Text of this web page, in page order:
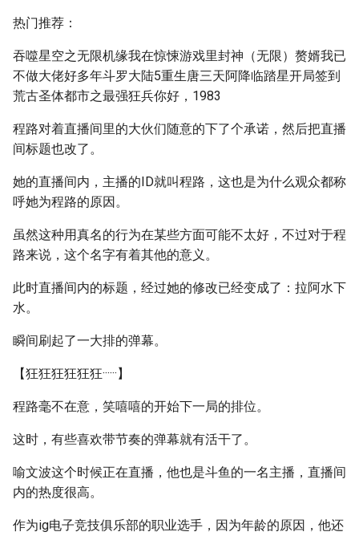
热门推荐：
吞噬星空之无限机缘我在惊悚游戏里封神（无限）赘婿我已
不做大佬好多年斗罗大陆5重生唐三天阿降临踏星开局签到
荒古圣体都市之最强狂兵你好，1983
程路对着直播间里的大伙们随意的下了个承诺，然后把直播
间标题也改了。
她的直播间内，主播的ID就叫程路，这也是为什么观众都称
呼她为程路的原因。
虽然这种用真名的行为在某些方面可能不太好，不过对于程
路来说，这个名字有着其他的意义。
此时直播间内的标题，经过她的修改已经变成了：拉阿水下
水。
瞬间刷起了一大排的弹幕。
【狂狂狂狂狂狂······】
程路毫不在意，笑嘻嘻的开始下一局的排位。
这时，有些喜欢带节奏的弹幕就有活干了。
喻文波这个时候正在直播，他也是斗鱼的一名主播，直播间
内的热度很高。
作为ig电子竞技俱乐部的职业选手，因为年龄的原因，他还